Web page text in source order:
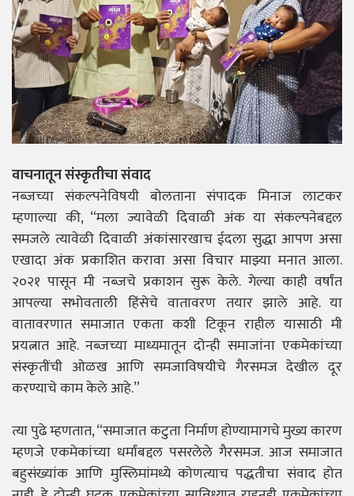
वाचनातून संस्कृतीचा संवाद
नब्जच्या संकल्पनेविषयी बोलताना संपादकमिनाज लाटकर
म्हणाल्या की, “मला ज्यावेळी दिवाळी अंक या संकल्पनेबद्दल
समजले त्यावेळी दिवाळी अंकांसारखाच ईदला सुद्धा आपण असा
एखादा अंक प्रकाशित करावा असा विचार माझ्या मनात आला.
२०२१ पासून मी नब्ज़चे प्रकाशन सुरू केले. गेल्या काही वर्षांत
आपल्या सभोवताली हिंसेचे वातावरण तयार झाले आहे. या
वातावरणात समाजात एकता कशी टिकून राहील यासाठी मी
प्रयत्नात आहे. नब्ज़च्या माध्यमातून दोन्ही समाजांना एकमेकांच्या
संस्कृतींची ओळख आणि समजाविषयीचे गैरसमज देखील दूर
करण्याचे काम केले आहे.”
त्या पुढे म्हणतात, “समाजात कटुता निर्माण होण्यामागचे मुख्य कारण
म्हणजे एकमेकांच्या धर्मांबद्दल पसरलेले गैरसमज. आज समाजात
बहुसंख्यांक आणि मुस्लिमांमध्ये कोणत्याच पद्धतीचा संवाद होत